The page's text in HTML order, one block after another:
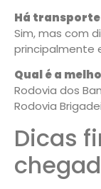
Há
Sim, mas com
principalmente
Qual é a
Rodovia dos
Rodovia
Dicas